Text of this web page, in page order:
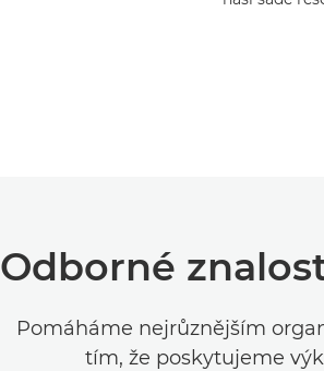
Odborné
Pomáháme nejrůznějším
tím, že poskytujeme